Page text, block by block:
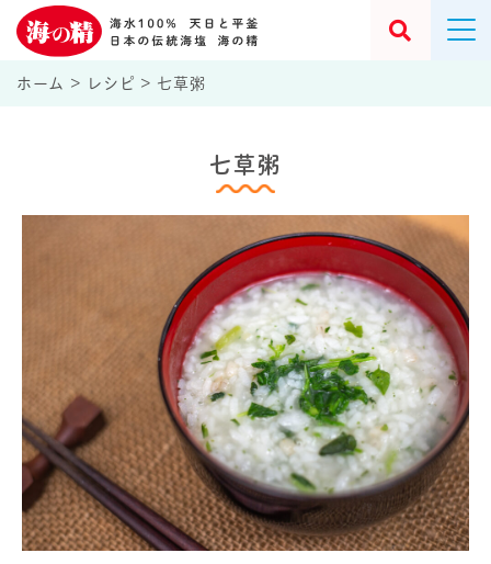
ホーム > レシピ > 七草粥
七草粥